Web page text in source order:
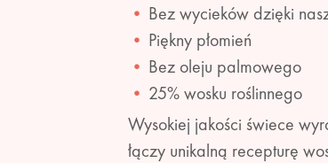
Bez wycieków dzięki
Piękny płomień
Bez oleju palmowego
25% wosku roślinnego
Wysokiej jakości świece
łączy unikalną recepturę